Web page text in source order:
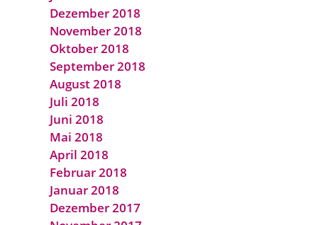
Dezember 2018
November 2018
Oktober 2018
September 2018
August 2018
Juli 2018
Juni 2018
Mai 2018
April 2018
Februar 2018
Januar 2018
Dezember 2017